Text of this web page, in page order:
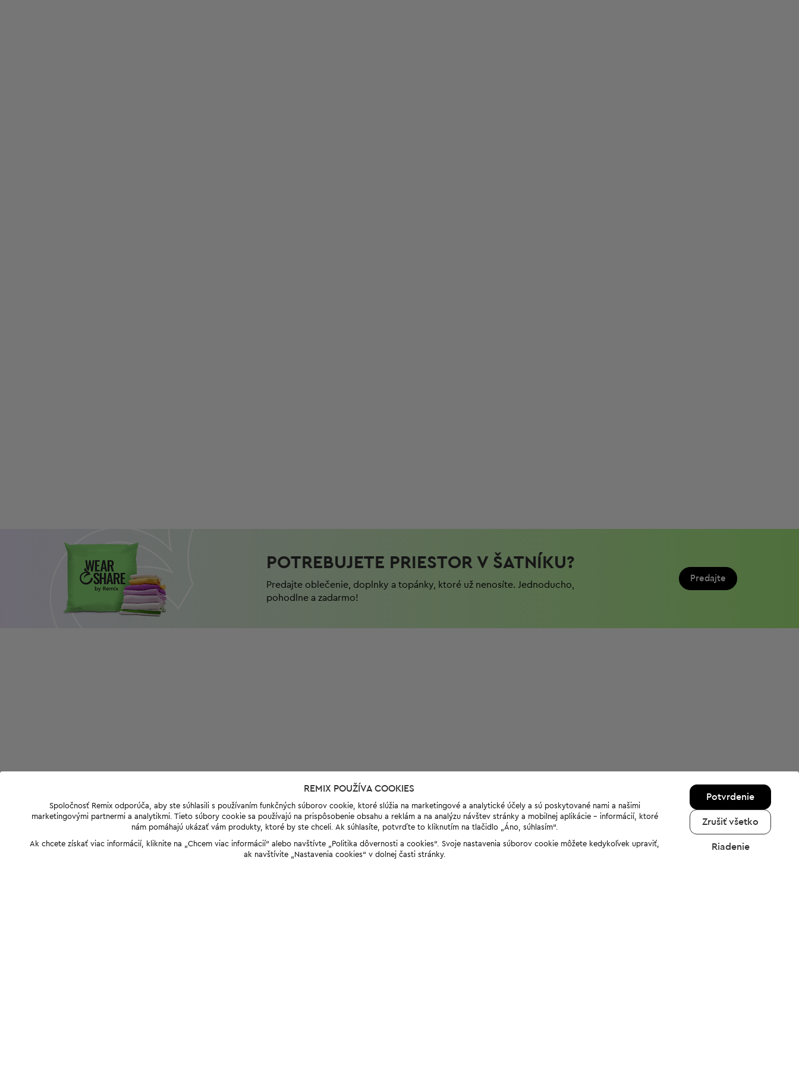
POTREBUJETE PRIESTOR V ŠATNÍKU?
Predajte oblečenie, doplnky a topánky, ktoré už nenosíte. Jednoduchо,
pohodlnе a zadarmo!
Predajte
REMIX POUŽÍVA COOKIES
Spoločnosť Remix odporúča, aby ste súhlasili s používaním funkčných súborov cookie, ktoré slúžia na marketingové a analytické účely a sú poskytované nami a našimi
marketingovými partnermi a analytikmi. Tieto súbory cookie sa používajú na prispôsobenie obsahu a reklám a na analýzu návštev stránky a mobilnej aplikácie - informácií, ktoré
nám pomáhajú ukázať vám produkty, ktoré by ste chceli. Ak súhlasíte, potvrďte to kliknutím na tlačidlo „Áno, súhlasím“.
Ak chcete získať viac informácií, kliknite na „Chcem viac informácií“ alebo navštívte „Politika dôvernosti a cookies“. Svoje nastavenia súborov cookie môžete kedykoľvek upraviť,
ak navštívite „Nastavenia cookies“ v dolnej časti stránky.
Potvrdenie
Zrušiť všetko
Riadenie